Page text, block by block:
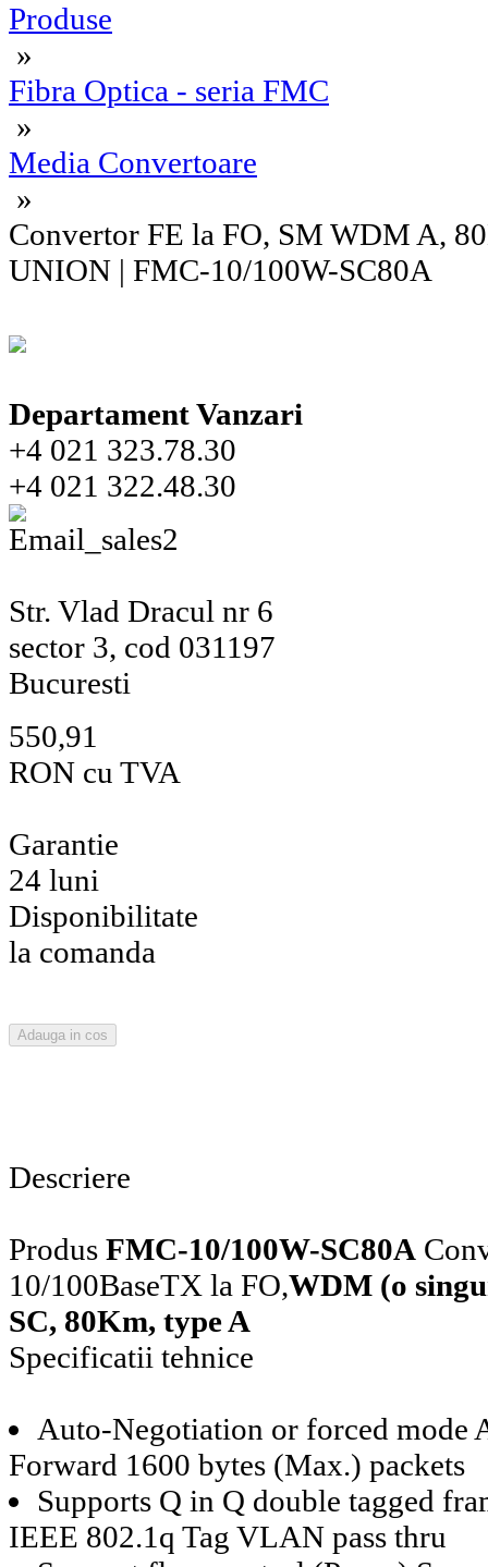
Produse
»
Fibra Optica - seria FMC
»
Media Convertoare
»
Convertor FE la FO, SM WDM A,
UNION | FMC-10/100W-SC80A
Departament Vanzari
+4 021 323.78.30
+4 021 322.48.30
Str. Vlad Dracul nr 6
sector 3, cod 031197
Bucuresti
550,91
RON cu TVA
Garantie
24 luni
Disponibilitate
la comanda
Descriere
Produs FMC-10/100W-SC80A
10/100BaseTX la FO,WDM (o
SC, 80Km, type A
Specificatii tehnice
Auto-Negotiation or forced
Forward 1600 bytes (Max.) packets
Supports Q in Q double tagged
IEEE 802.1q Tag VLAN pass thru